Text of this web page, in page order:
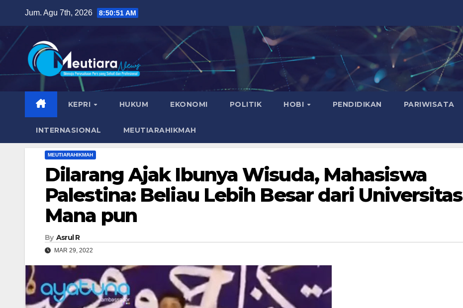
content
Jum. Agu 7th, 2026 8:50:52 AM
KEPRI HUKUM EKONOMI POLITIK HOBI PENDIDIKAN PARIWISATA
INTERNASIONAL MEUTIARAHIKMAH
MEUTIARAHIKMAH
Dilarang Ajak Ibunya Wisuda, Mahasiswa
Palestina: Beliau Lebih Besar dari Universitas
Mana pun
By Asrul R
MAR 29, 2022